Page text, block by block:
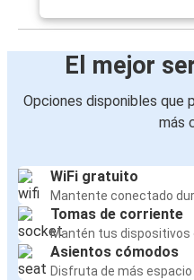
El mejor
Opciones disponibles que
más
WiFi gratuito
Mantente conectado
Tomas de corriente
Mantén tus
Asientos cómodos
Disfruta de más